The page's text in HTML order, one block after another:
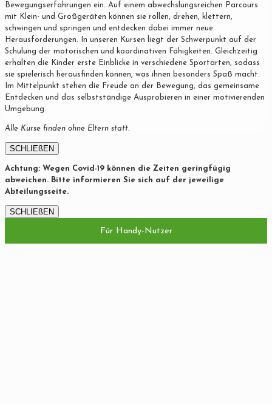
Bewegungserfahrungen ein. Auf einem abwechslungsreichen Parcours
mit Klein- und Großgeräten können sie rollen, drehen, klettern,
schwingen und springen und entdecken dabei immer neue
Herausforderungen. In unseren Kursen liegt der Schwerpunkt auf der
Schulung der motorischen und koordinativen Fähigkeiten. Gleichzeitig
erhalten die Kinder erste Einblicke in verschiedene Sportarten, sodass
sie spielerisch herausfinden können, was ihnen besonders Spaß macht.
Im Mittelpunkt stehen die Freude an der Bewegung, das gemeinsame
Entdecken und das selbstständige Ausprobieren in einer motivierenden
Umgebung.
Alle Kurse finden ohne Eltern statt.
SCHLIEßEN
Achtung: Wegen Covid-19 können die Zeiten geringfügig
abweichen. Bitte informieren Sie sich auf der jeweilige
Abteilungsseite.
SCHLIEßEN
Für Handy-Nutzer